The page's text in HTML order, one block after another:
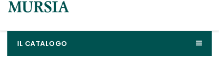
IL CATALOGO